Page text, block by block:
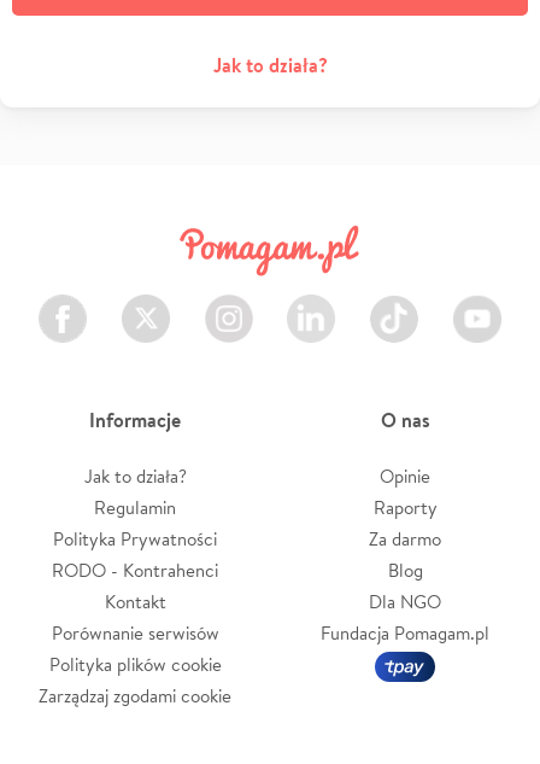
Jak to działa?
Facebook Twitter Instagram LinkedIn TikTok Youtube
Informacje
Jak to działa?
Regulamin
Polityka Prywatności
RODO - Kontrahenci
Kontakt
Porównanie serwisów
Polityka plików cookie
Zarządzaj zgodami cookie
O nas
Opinie
Raporty
Za darmo
Blog
Dla NGO
Fundacja Pomagam.pl